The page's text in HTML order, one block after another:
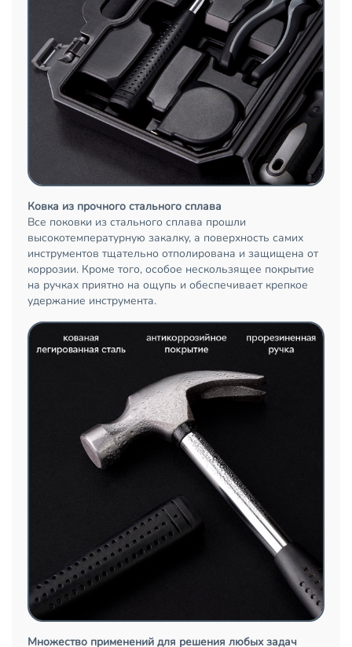
Ковка из прочного стального сплава
Все поковки из стального сплава прошли
высокотемпературную закалку, а поверхность самих
инструментов тщательно отполирована и защищена от
коррозии. Кроме того, особое нескользящее покрытие
на ручках приятно на ощупь и обеспечивает крепкое
удержание инструмента.
Множество применений для решения любых задач